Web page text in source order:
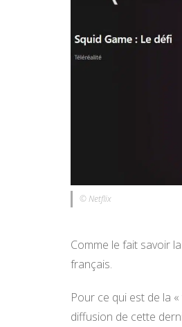
© Netflix
Comme le fait savoir
français.
Pour ce qui est de la
diffusion de cette